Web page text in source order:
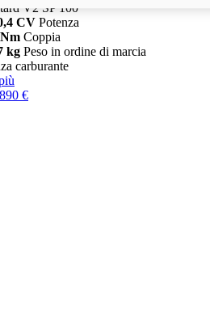
V2 SP 100
CV Potenza
Coppia
kg Peso in ordine di marcia
carburante
€